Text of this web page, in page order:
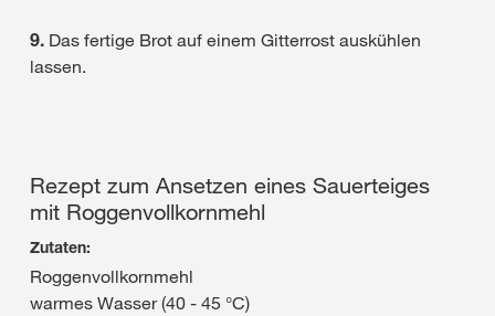
9. Das fertige Brot auf einem Gitterrost auskühlen
lassen.
Rezept zum Ansetzen eines Sauerteiges
mit Roggenvollkornmehl
Zutaten:
Roggenvollkornmehl
warmes Wasser (40 - 45 °C)